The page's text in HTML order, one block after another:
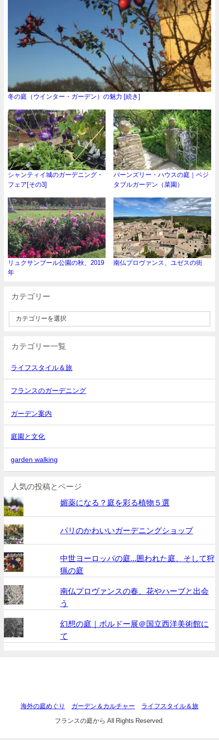
冬の庭（ウインター・ガーデン）の魅力 [続き]
シャンティイ城のガーデニング・
フェア[その3]
バーンズリー・ハウスの庭｜ベジ
タブルガーデン（菜園）
リュクサンブール公園の秋、2019
年
南仏プロヴァンス、ユゼスの街
カテゴリー
カテゴリー一覧
ライフスタイル＆旅
フランスのガーデニング
ガーデン案内
庭園と文化
garden walking
人気の投稿とページ
媚薬になる？庭を彩る植物５選
パリのかわいいガーデニングショップ
中世ヨーロッパの庭...囲われた庭、そして狩
猟の庭
南仏プロヴァンスの春、花やハーブと出会
う
幻想の庭｜ボルドー展＠国立西洋美術館に
て
海外の庭めぐり ガーデン＆カルチャー ライフスタイル＆旅
フランスの庭から All Rights Reserved.